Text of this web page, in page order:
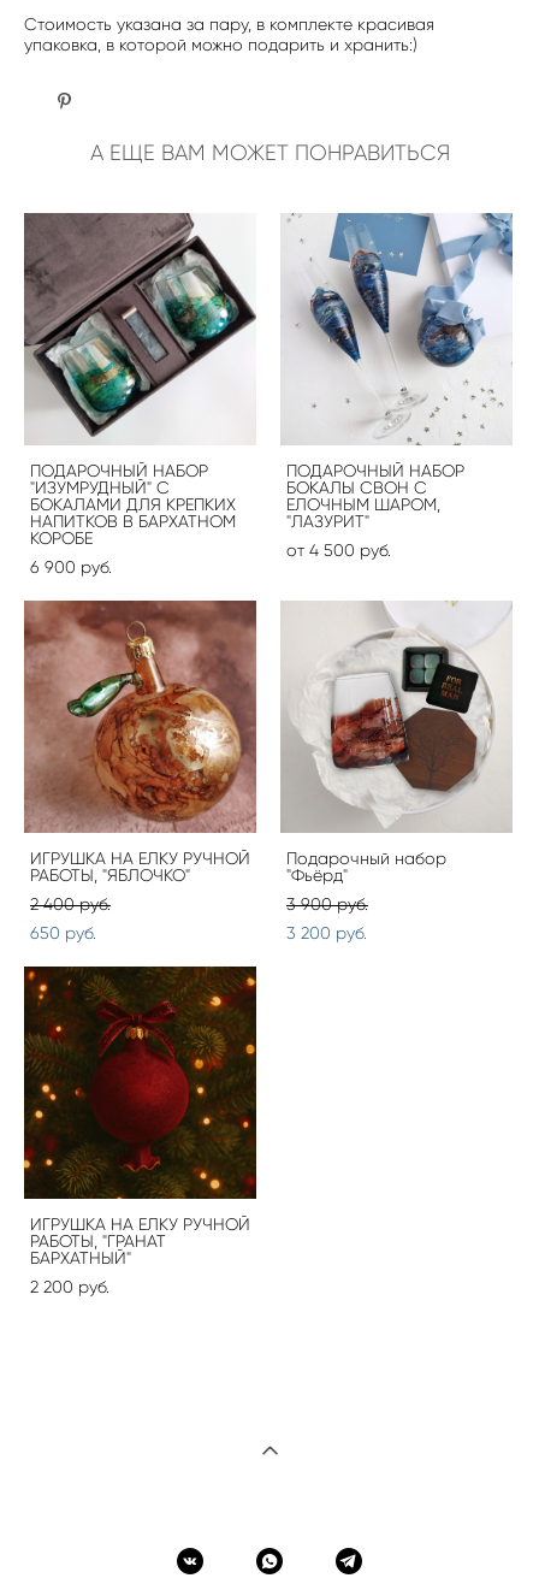
Стоимость указана за пару, в комплекте красивая
упаковка, в которой можно подарить и хранить:)
А ЕЩЕ ВАМ МОЖЕТ ПОНРАВИТЬСЯ
ПОДАРОЧНЫЙ НАБОР
"ИЗУМРУДНЫЙ" С
БОКАЛАМИ ДЛЯ КРЕПКИХ
НАПИТКОВ В БАРХАТНОМ
КОРОБЕ
6 900 pуб.
ПОДАРОЧНЫЙ НАБОР
БОКАЛЫ СВОН С
ЕЛОЧНЫМ ШАРОМ,
"ЛАЗУРИТ"
от 4 500 pуб.
ИГРУШКА НА ЕЛКУ РУЧНОЙ
РАБОТЫ, "ЯБЛОЧКО"
2 400 pуб.
650 pуб.
Подарочный набор
"Фьёрд"
3 900 pуб.
3 200 pуб.
ИГРУШКА НА ЕЛКУ РУЧНОЙ
РАБОТЫ, "ГРАНАТ
БАРХАТНЫЙ"
2 200 pуб.